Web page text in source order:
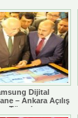
Dijital
– Ankara Açılış
Töreni